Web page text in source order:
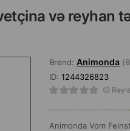
və reyhan
Brend: Animonda
ID: 1244326823
(0
Animonda Vom